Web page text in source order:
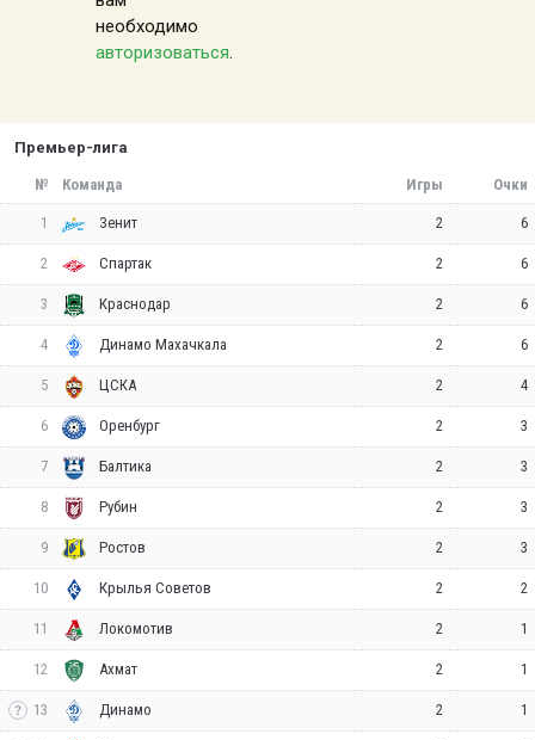
необходимо
авторизоваться.
Премьер-лига
№ Команда Игры Очки
1 Зенит 2 6
2 Спартак 2 6
3 Краснодар 2 6
4 Динамо Махачкала 2 6
5 ЦСКА 2 4
6 Оренбург 2 3
7 Балтика 2 3
8 Рубин 2 3
9 Ростов 2 3
10 Крылья Советов 2 2
11 Локомотив 2 1
12 Ахмат 2 1
13 Динамо 2 1